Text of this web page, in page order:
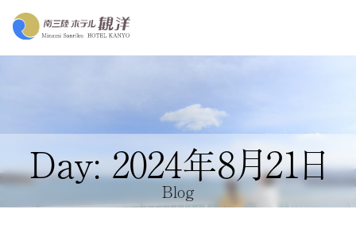
Day: 2024年8月21日
Blog